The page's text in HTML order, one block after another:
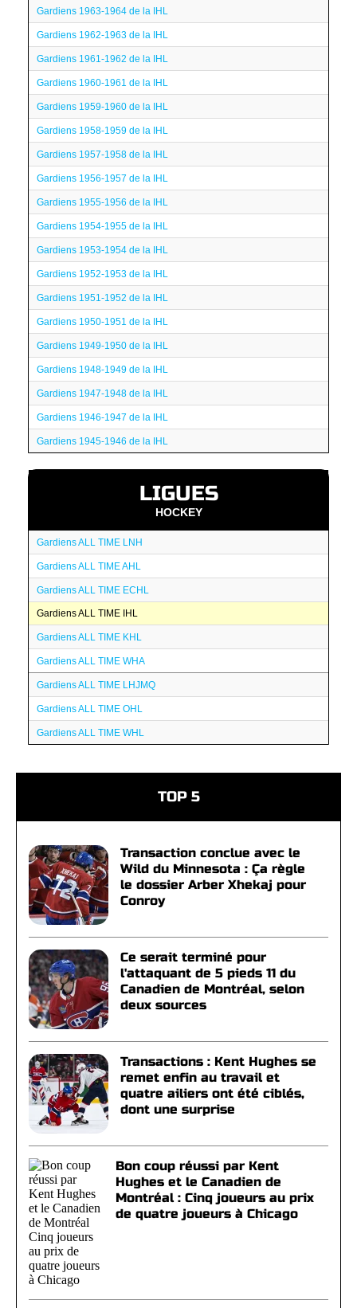
Gardiens 1963-1964 de la IHL
Gardiens 1962-1963 de la IHL
Gardiens 1961-1962 de la IHL
Gardiens 1960-1961 de la IHL
Gardiens 1959-1960 de la IHL
Gardiens 1958-1959 de la IHL
Gardiens 1957-1958 de la IHL
Gardiens 1956-1957 de la IHL
Gardiens 1955-1956 de la IHL
Gardiens 1954-1955 de la IHL
Gardiens 1953-1954 de la IHL
Gardiens 1952-1953 de la IHL
Gardiens 1951-1952 de la IHL
Gardiens 1950-1951 de la IHL
Gardiens 1949-1950 de la IHL
Gardiens 1948-1949 de la IHL
Gardiens 1947-1948 de la IHL
Gardiens 1946-1947 de la IHL
Gardiens 1945-1946 de la IHL
LIGUES
HOCKEY
Gardiens ALL TIME LNH
Gardiens ALL TIME AHL
Gardiens ALL TIME ECHL
Gardiens ALL TIME IHL
Gardiens ALL TIME KHL
Gardiens ALL TIME WHA
Gardiens ALL TIME LHJMQ
Gardiens ALL TIME OHL
Gardiens ALL TIME WHL
TOP 5
Transaction conclue avec le
Wild du Minnesota : Ça règle
le dossier Arber Xhekaj pour
Conroy
Ce serait terminé pour
l'attaquant de 5 pieds 11 du
Canadien de Montréal, selon
deux sources
Transactions : Kent Hughes se
remet enfin au travail et
quatre ailiers ont été ciblés,
dont une surprise
Bon coup réussi par Kent
Hughes et le Canadien de
Montréal : Cinq joueurs au prix
de quatre joueurs à Chicago